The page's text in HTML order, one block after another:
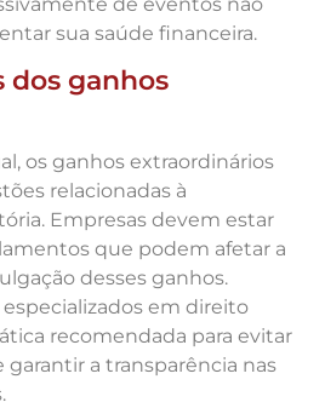
sua saúde financeira.
dos ganhos
os ganhos extraordinários
relacionadas à
Empresas devem estar
que podem afetar a
desses ganhos.
em direito
recomendada para evitar
garantir a transparência nas